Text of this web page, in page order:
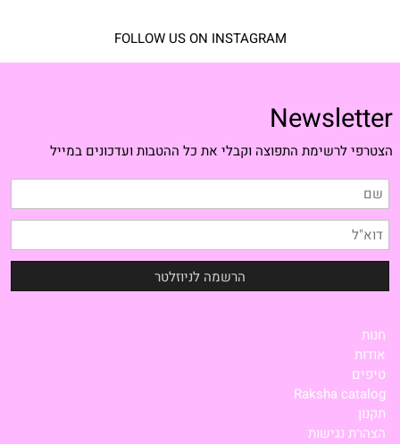
FOLLOW US ON INSTAGRAM
Newsletter
הצטרפי לרשימת התפוצה וקבלי את כל ההטבות ועדכונים במייל
חנות
אודות
טיפים
Raksha catalog
תקנון
הצהרת נגישות